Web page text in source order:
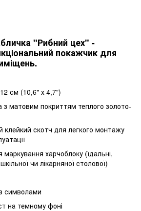
"Рибний цех" -
покажчик для
см (10,6" х 4,7")
з матовим покриттям теплого золото-
клейкий скотч для легкого монтажу
маркування харчоблоку (їдальні,
чи лікарняної столової)
символами
на темному фоні